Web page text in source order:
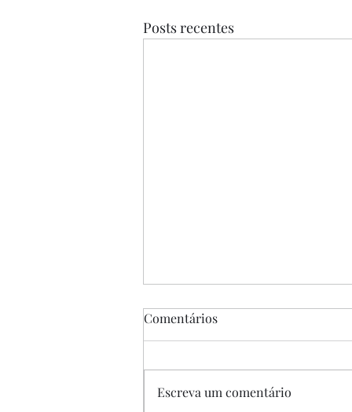
Posts recentes
Comentários
Escreva um comentário